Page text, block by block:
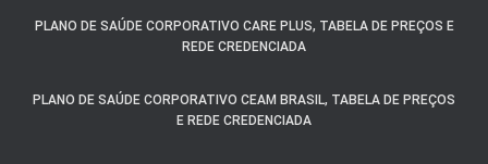
PLANO DE SAÚDE CORPORATIVO CARE PLUS, TABELA DE PREÇOS E
REDE CREDENCIADA
PLANO DE SAÚDE CORPORATIVO CEAM BRASIL, TABELA DE PREÇOS
E REDE CREDENCIADA